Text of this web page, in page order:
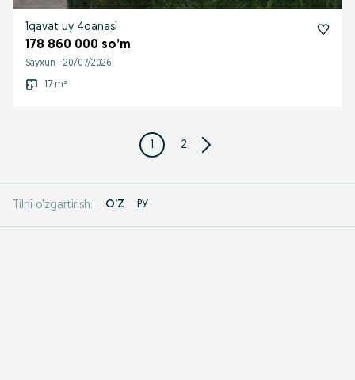
1qavat uy 4qanasi
178 860 000 so’m
Sayxun - 20/07/2026
17 m²
1 2
Tilni o'zgartirish: O'Z РУ